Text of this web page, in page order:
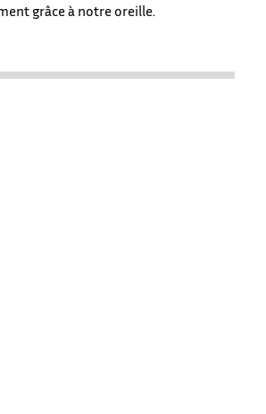
grâce à notre oreille.